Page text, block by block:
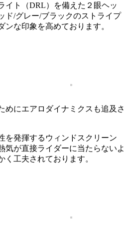
イト（DRL）を備えた２眼ヘッ
ド/グレー/ブラックのストライプ
ンな印象を高めております。
めにエアロダイナミクスも追及さ
を発揮するウィンドスクリーン
気が直接ライダーに当たらないよ
く工夫されております。